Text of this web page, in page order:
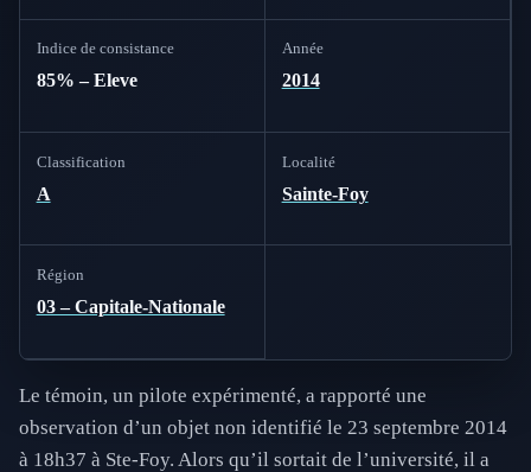
Indice de consistance
85% – Eleve
Année
2014
Classification
A
Localité
Sainte-Foy
Région
03 – Capitale-Nationale
Le témoin, un pilote expérimenté, a rapporté une
observation d’un objet non identifié le 23 septembre 2014
à 18h37 à Ste-Foy. Alors qu’il sortait de l’université, il a